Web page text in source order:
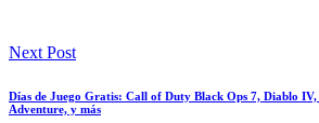
Next Post
Días de Juego Gratis: Call of Duty Black Ops 7, Diablo
Adventure, y más